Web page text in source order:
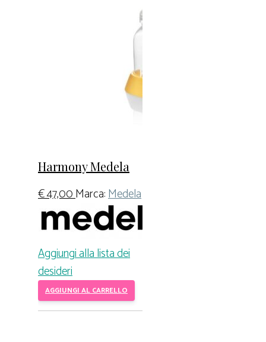
Harmony Medela
€47,00Marca:Medela
Aggiungi alla lista dei
desideri
AGGIUNGI AL CARRELLO